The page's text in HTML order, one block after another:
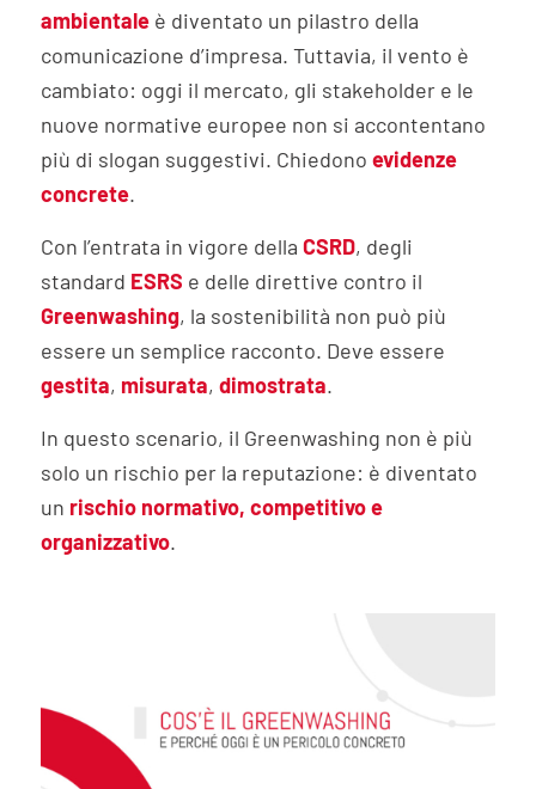
ambientaleè diventato un pilastro della
comunicazione d’impresa. Tuttavia, il vento è
cambiato: oggi il mercato, gli stakeholder e le
nuove normative europee non si accontentano
più di slogan suggestivi. Chiedono evidenze
concrete.
Con l’entrata in vigore della CSRD, degli
standard ESRS e delle direttive contro il
Greenwashing, la sostenibilità non può più
essere un semplice racconto. Deve essere
gestita, misurata, dimostrata.
In questo scenario, il Greenwashing non è più
solo un rischio per la reputazione: è diventato
un rischio normativo, competitivo e
organizzativo.